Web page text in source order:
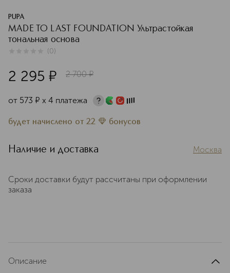
PUPA
MADE TO LAST FOUNDATION Ультрастойкая
тональная основа
(0)
2 295 ¤ 2 700 ¤
от 573 ¤ х 4 платежа
будет начислено от 22 бонусов
Наличие и доставка Москва
Сроки доставки будут рассчитаны при оформлении
заказа
Описание